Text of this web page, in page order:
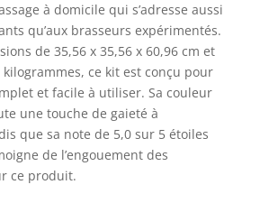
à domicile qui s’adresse aussi
qu’aux brasseurs expérimentés.
de 35,56 x 35,56 x 60,96 cm et
ce kit est conçu pour
et facile à utiliser. Sa couleur
une touche de gaieté à
que sa note de 5,0 sur 5 étoiles
de l’engouement des
ce produit.